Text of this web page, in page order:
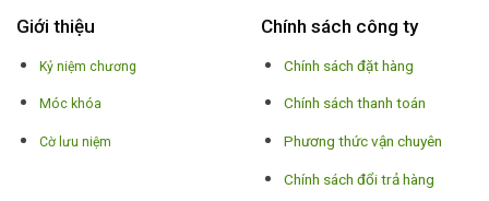
Giới thiệu
Kỷ niệm chương
Móc khóa
Cờ lưu niệm
Chính sách công ty
Chính sách đặt hàng
Chính sách thanh toán
Phương thức vận chuyên
Chính sách đổi trả hàng